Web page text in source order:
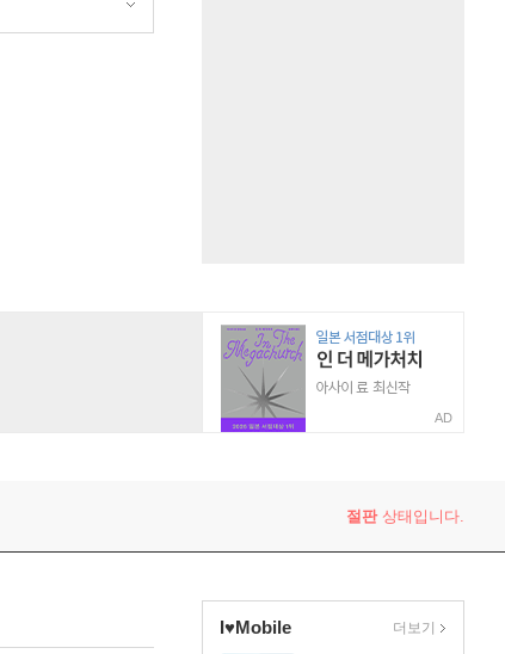
AD
절판상태입니다.
I♥Mobile 더보기